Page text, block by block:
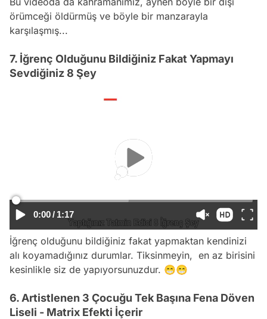
örümceği öldürmüş ve böyle bir manzarayla
karşılaşmış...
7. İğrenç Olduğunu Bildiğiniz Fakat Yapmayı
Sevdiğiniz 8 Şey
0:00/ 1:17
İğrenç olduğunu bildiğiniz fakat yapmaktan kendinizi
alı koyamadığınız durumlar. Tiksinmeyin, en az birisini
kesinlikle siz de yapıyorsunuzdur. 😁😁
6. Artistlenen 3 Çocuğu Tek Başına Fena Döven
Liseli - Matrix Efekti İçerir